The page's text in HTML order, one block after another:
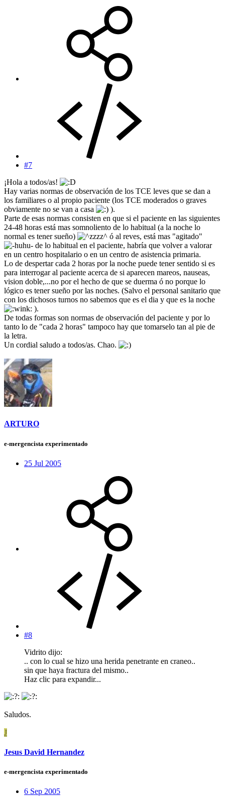
#7
¡Hola a todos/as!
Hay varias normas de observación de los TCE leves que se dan a
los familiares o al propio paciente (los TCE moderados o graves
obviamente no se van a casa
).
Parte de esas normas consisten en que si el paciente en las siguientes
24-48 horas está mas somnoliento de lo habitual (a la noche lo
normal es tener sueño)
ó al reves, está mas "agitado"
de lo habitual en el paciente, habría que volver a valorar
en un centro hospitalario o en un centro de asistencia primaria.
Lo de despertar cada 2 horas por la noche puede tener sentido si es
para interrogar al paciente acerca de si aparecen mareos, nauseas,
vision doble,...no por el hecho de que se duerma ó no porque lo
lógico es tener sueño por las noches. (Salvo el personal sanitario que
con los dichosos turnos no sabemos que es el dia y que es la noche
).
De todas formas son normas de observación del paciente y por lo
tanto lo de "cada 2 horas" tampoco hay que tomarselo tan al pie de
la letra.
Un cordial saludo a todos/as. Chao.
ARTURO
e-mergencista experimentado
25 Jul 2005
#8
Vidrito dijo:
.. con lo cual se hizo una herida penetrante en craneo..
sin que haya fractura del mismo..
Haz clic para expandir...
Saludos.
J
Jesus David Hernandez
e-mergencista experimentado
6 Sep 2005